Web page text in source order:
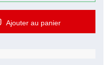
Ajouter au panier